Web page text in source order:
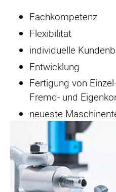
Fachkompetenz
Flexibilität
individuelle
Entwicklung
Fertigung von
Fremd- und
neueste